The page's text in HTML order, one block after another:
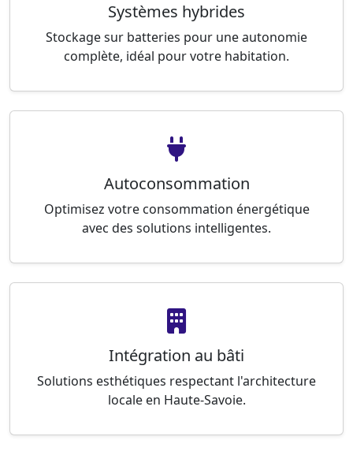
Systèmes hybrides
Stockage sur batteries pour une autonomie
complète, idéal pour votre habitation.
Autoconsommation
Optimisez votre consommation énergétique
avec des solutions intelligentes.
Intégration au bâti
Solutions esthétiques respectant l'architecture
locale en Haute-Savoie.